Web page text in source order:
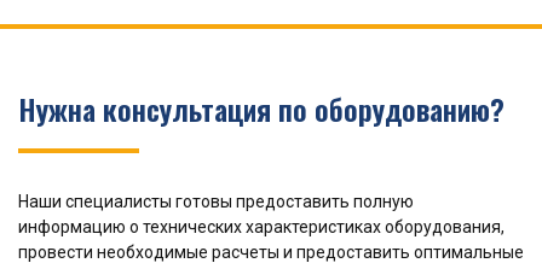
Нужна консультация по оборудованию?
Наши специалисты готовы предоставить полную
информацию о технических характеристиках оборудования,
провести необходимые расчеты и предоставить оптимальные